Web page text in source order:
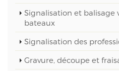
Signalisation et balisage
bateaux
Signalisation des
Gravure, découpe et